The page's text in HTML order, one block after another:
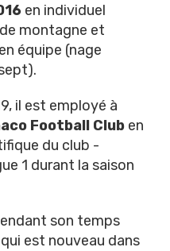
en individuel
montagne et
équipe (nage
il est employé à
Football Club en
du club -
1 durant la saison
son temps
est nouveau dans